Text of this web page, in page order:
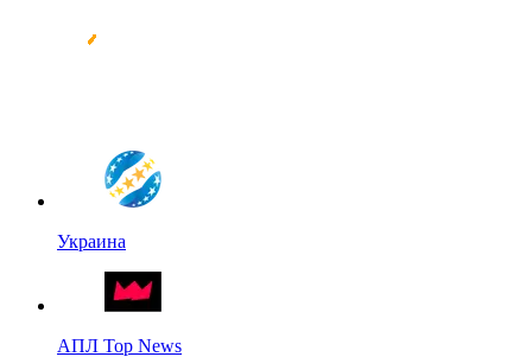
Украина
АПЛ Top News